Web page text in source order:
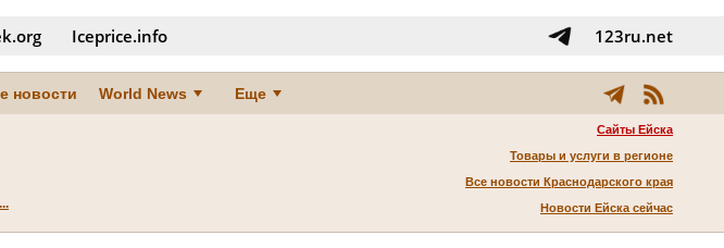
Iceprice.info 123ru.net
новости World News Еще
Сайты Ейска
Товары и услуги в регионе
Все новости Краснодарского края
Новости Ейска сейчас